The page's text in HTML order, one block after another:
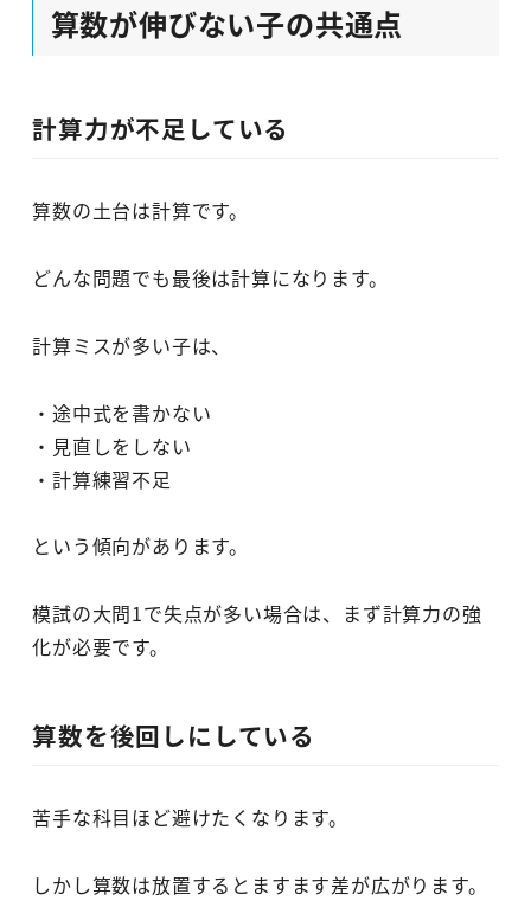
算数が伸びない子の共通点
計算力が不足している
算数の土台は計算です。
どんな問題でも最後は計算になります。
計算ミスが多い子は、
・途中式を書かない
・見直しをしない
・計算練習不足
という傾向があります。
模試の大問1で失点が多い場合は、まず計算力の強
化が必要です。
算数を後回しにしている
苦手な科目ほど避けたくなります。
しかし算数は放置するとますます差が広がります。